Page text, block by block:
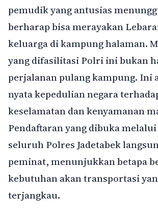
pemudik yang antusias
berharap bisa merayakan
keluarga di kampung halaman.
yang difasilitasi Polri ini bukan
perjalanan pulang kampung. Ini
nyata kepedulian negara
keselamatan dan kenyamanan
Pendaftaran yang dibuka melalui
seluruh Polres Jadetabek
peminat, menunjukkan betapa
kebutuhan akan transportasi
terjangkau.